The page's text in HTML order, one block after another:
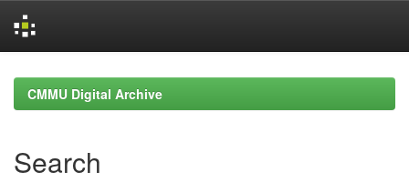
navigationCMMU Digital Archive
Search